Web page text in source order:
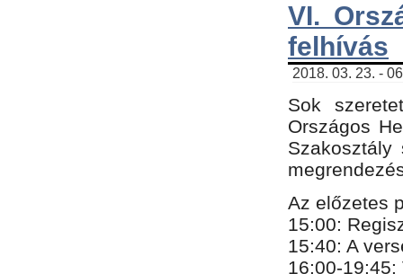
VI.
felhívás
2018. 03. 23. -
Sok
Országos
Az előzetes
15:00:
15:40: A
16:00-19:45: